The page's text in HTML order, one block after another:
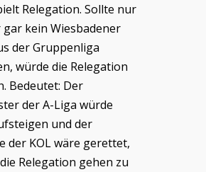
Relegation. Sollte nur
gar kein Wiesbadener
der Gruppenliga
würde die Relegation
Bedeutet: Der
der A-Liga würde
und der
der KOL wäre gerettet,
Relegation gehen zu